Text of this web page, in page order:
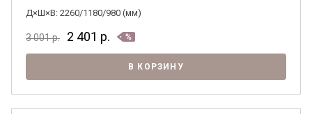
Д×Ш×В: 2260/1180/980 (мм)
3 001р. 2 401 р.
В КОРЗИНУ